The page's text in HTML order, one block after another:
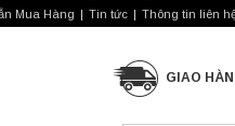
Mua Hàng Tin tức Thông tin liên
GIAO